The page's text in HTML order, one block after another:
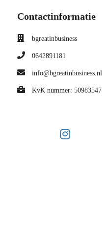
Contactinformatie
bgreatinbusiness
0642891181
info@bgreatinbusiness.nl
KvK nummer: 50983547